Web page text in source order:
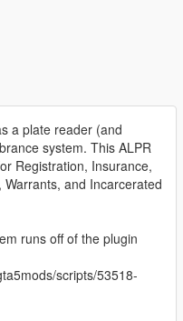
a plate reader (and
system. This ALPR
Registration, Insurance,
and Incarcerated
runs off of the plugin
scripts/53518-